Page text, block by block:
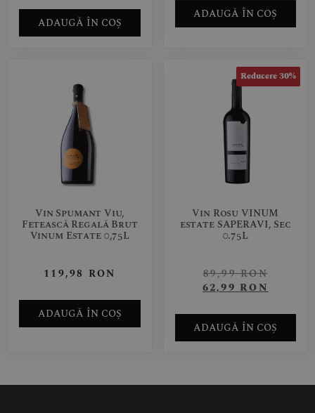
ADAUGĂ ÎN COȘ
ADAUGĂ ÎN COȘ
Vin Spumant Viu,
Fetească Regală Brut
Vinum Estate 0,75L
119,98 RON
ADAUGĂ ÎN COȘ
Reducere 30%
Vin Rosu VINUM
estate SAPERAVI, Sec
0.75L
89,99RON
62,99 RON
ADAUGĂ ÎN COȘ